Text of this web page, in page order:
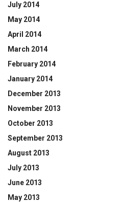
July 2014
May 2014
April 2014
March 2014
February 2014
January 2014
December 2013
November 2013
October 2013
September 2013
August 2013
July 2013
June 2013
May 2013